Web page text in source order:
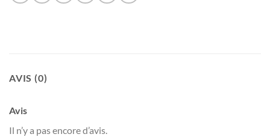
AVIS (0)
Avis
Il n’y a pas encore d’avis.